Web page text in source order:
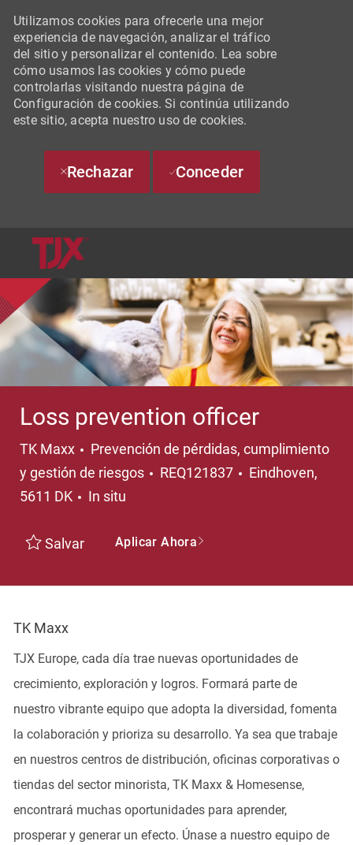
Utilizamos cookies para ofrecerle una mejor
experiencia de navegación, analizar el tráfico
del sitio y personalizar el contenido. Lea sobre
cómo usamos las cookies y cómo puede
controlarlas visitando nuestra página de
Configuración de cookies. Si continúa utilizando
este sitio, acepta nuestro uso de cookies.
Rechazar Conceder
Loss prevention officer
TK Maxx Categoría
Prevención de pérdidas, cumplimiento
y gestión de riesgos
REQ121837 Ubicación
Eindhoven,
5611 DK
In situ
Salvar Aplicar Ahora
TK Maxx
TJX Europe, cada día trae nuevas oportunidades de
crecimiento, exploración y logros. Formará parte de
nuestro vibrante equipo que adopta la diversidad, fomenta
la colaboración y prioriza su desarrollo. Ya sea que trabaje
en nuestros centros de distribución, oficinas corporativas o
tiendas del sector minorista, TK Maxx & Homesense,
encontrará muchas oportunidades para aprender,
prosperar y generar un efecto. Únase a nuestro equipo de